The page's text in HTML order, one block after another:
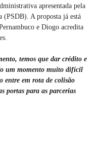
apresentada pela
(PSDB). A proposta já está
e Diogo acredita
temos que dar crédito e
um momento muito difícil
entre em rota de colisão
portas para as parcerias